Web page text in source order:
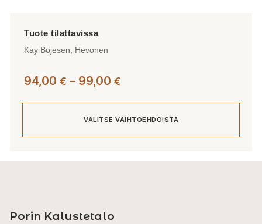
Kay Bojesen, Hevonen
94,00 € – 99,00 €
99,00 €
VALITSE VAIHTOEHDOISTA
muunnelma.
Porin Kalustetalo